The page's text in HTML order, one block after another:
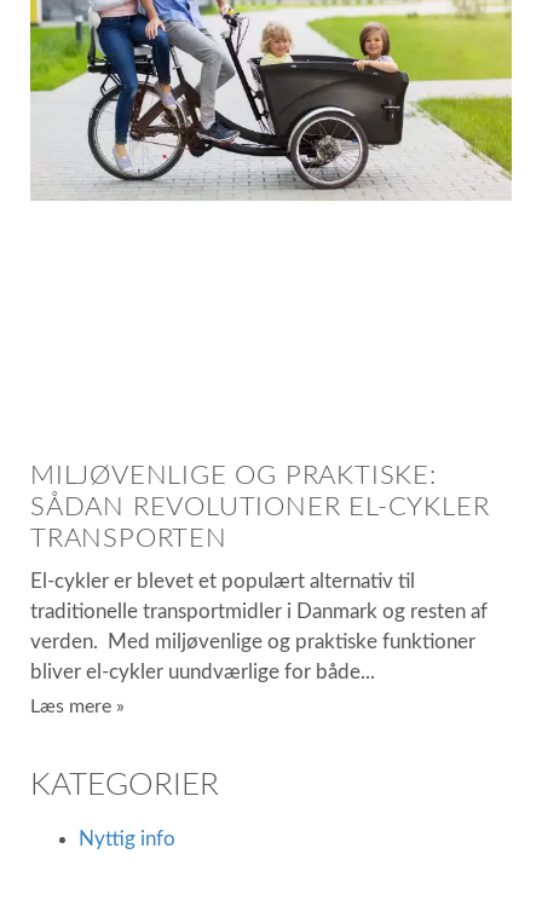
MILJØVENLIGE OG PRAKTISKE:
SÅDAN REVOLUTIONER EL-CYKLER
TRANSPORTEN
El-cykler er blevet et populært alternativ til
traditionelle transportmidler i Danmark og resten af
verden. Med miljøvenlige og praktiske funktioner
bliver el-cykler uundværlige for både
Læs mere »
KATEGORIER
Nyttig info